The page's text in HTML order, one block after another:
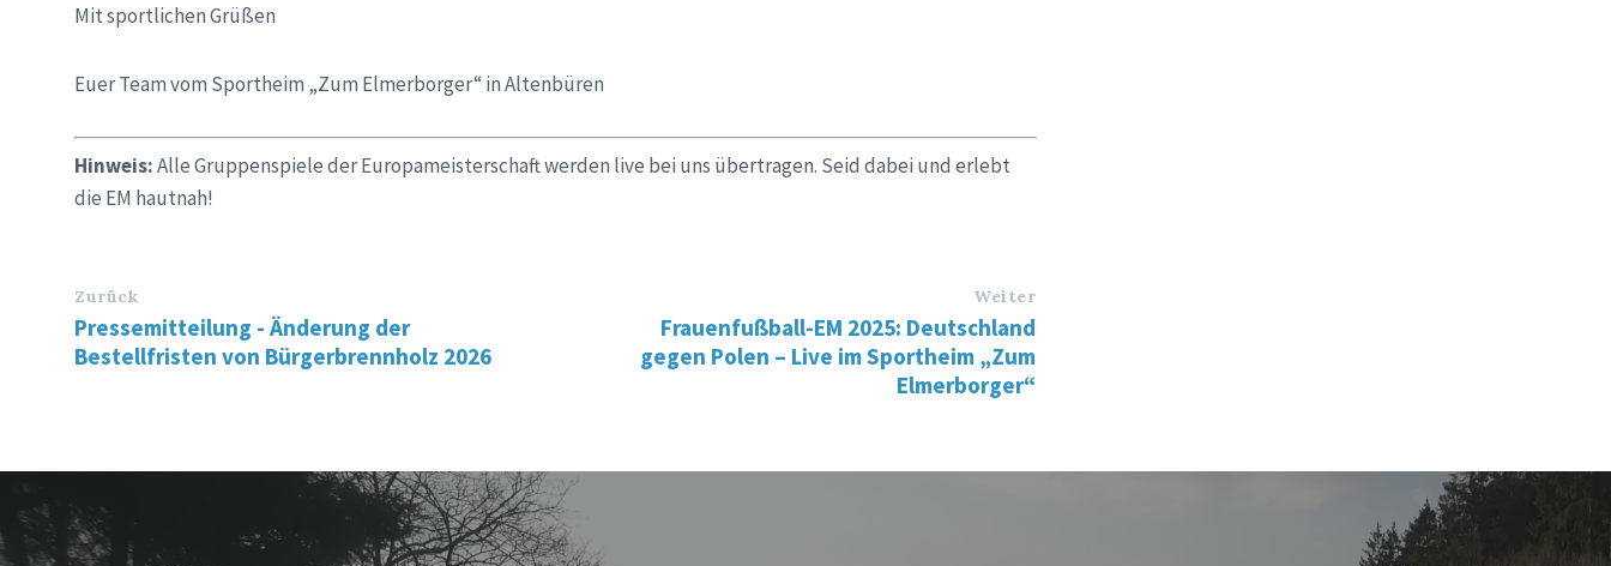
Mit sportlichen Grüßen
Euer Team vom Sportheim „Zum Elmerborger“ in Altenbüren
Hinweis:Alle Gruppenspiele der Europameisterschaft werden live bei uns übertragen. Seid dabei und erlebt
die EM hautnah!
Zurück
Pressemitteilung - Änderung der
Bestellfristen von Bürgerbrennholz 2026
Weiter
Frauenfußball-EM 2025: Deutschland
gegen Polen – Live im Sportheim „Zum
Elmerborger“